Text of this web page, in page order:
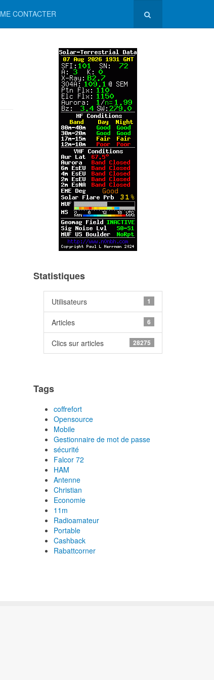
ME CONTACTER
Statistiques
Utilisateurs 1
Articles 6
Clics sur articles 28275
Tags
coffrefort
Opensource
Mobile
Gestionnaire de mot de passe
sécurité
Falcor 72
HAM
Antenne
Christian
Economie
11m
Radioamateur
Portable
Cashback
Rabattcorner